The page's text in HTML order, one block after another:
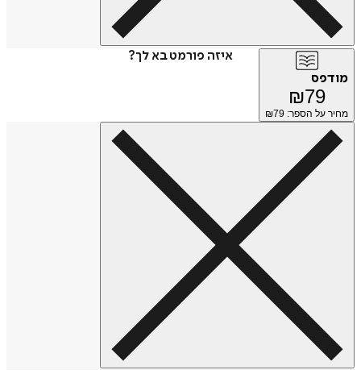
איזה פורמט בא לך?
מודפס
₪79
מחיר על הספר: ₪ 79